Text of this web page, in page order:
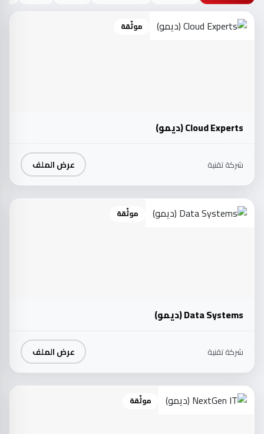
موثّقة
Cloud Experts (ديمو)
شركة تقنية عرض الملف
موثّقة
Data Systems (ديمو)
شركة تقنية عرض الملف
موثّقة